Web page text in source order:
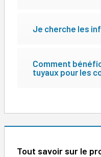
Je cherche les
Comment
tuyaux pour les
Tout savoir sur le